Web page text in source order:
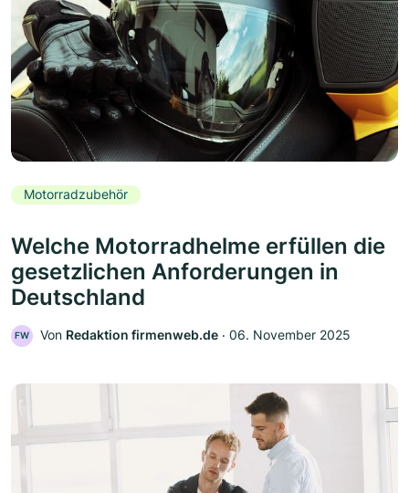
Motorradzubehör
Welche Motorradhelme erfüllen die
gesetzlichen Anforderungen in
Deutschland
FW Von Redaktion firmenweb.de ‧ 06. November 2025